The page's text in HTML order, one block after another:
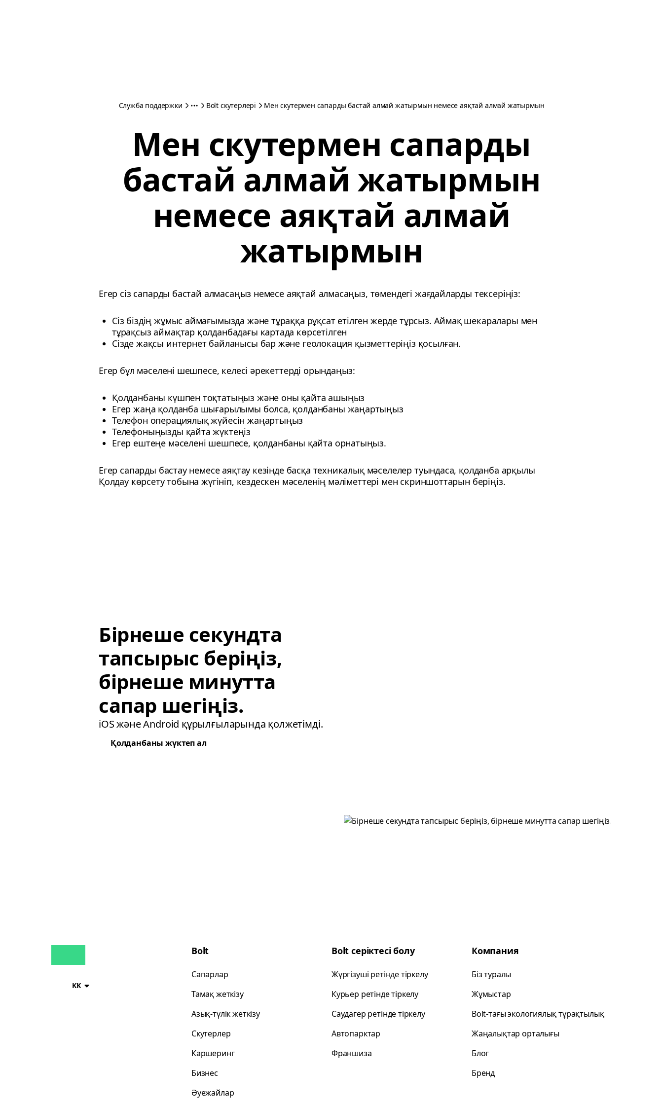
Служба поддержки Bolt скутерлері Мен скутермен сапарды бастай алмай жатырмын немесе аяқтай алмай жатырмын
Мен скутермен сапарды
бастай алмай жатырмын
немесе аяқтай алмай
жатырмын
Егер сіз сапарды бастай алмасаңыз немесе аяқтай алмасаңыз, төмендегі жағдайларды тексеріңіз:
Сіз біздің жұмыс аймағымызда және тұраққа рұқсат етілген жерде тұрсыз. Аймақ шекаралары мен
тұрақсыз аймақтар қолданбадағы картада көрсетілген
Сізде жақсы интернет байланысы бар және геолокация қызметтеріңіз қосылған.
Егер бұл мәселені шешпесе, келесі әрекеттерді орындаңыз:
Қолданбаны күшпен тоқтатыңыз және оны қайта ашыңыз
Егер жаңа қолданба шығарылымы болса, қолданбаны жаңартыңыз
Телефон операциялық жүйесін жаңартыңыз
Телефоныңызды қайта жүктеңіз
Егер ештеңе мәселені шешпесе, қолданбаны қайта орнатыңыз.
Егер сапарды бастау немесе аяқтау кезінде басқа техникалық мәселелер туындаса, қолданба арқылы
Қолдау көрсету тобына жүгініп, кездескен мәселенің мәліметтері мен скриншоттарын беріңіз.
Бірнеше секундта
тапсырыс беріңіз,
бірнеше минутта
сапар шегіңіз.
iOS және Android құрылғыларында қолжетімді.
Қолданбаны жүктеп ал
KK
Bolt
Сапарлар
Тамақ жеткізу
Азық-түлік жеткізу
Скутерлер
Каршеринг
Бизнес
Әуежайлар
Bolt серіктесі болу
Жүргізуші ретінде тіркелу
Курьер ретінде тіркелу
Саудагер ретінде тіркелу
Автопарктар
Франшиза
Компания
Біз туралы
Жұмыстар
Bolt-тағы экологиялық тұрақтылық
Жаңалықтар орталығы
Блог
Бренд